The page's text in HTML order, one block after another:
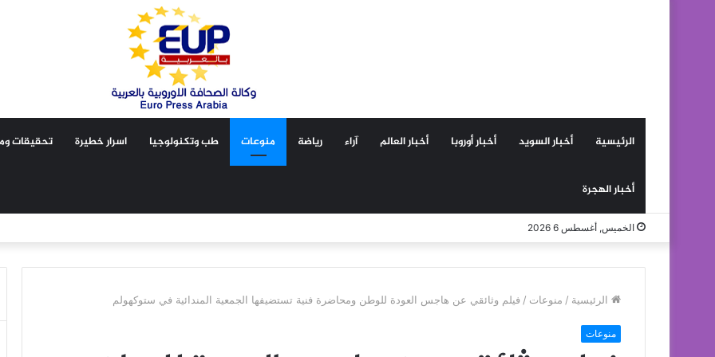
الرئيسية أخبار السويد أخبار أوروبا أخبار العالم آراء رياضة منوعات طب وتكنولوجيا اسرار خطيرة تحقيقات
أخبار الهجرة
الخميس, أغسطس 6 2026
الرئيسية / منوعات / فيلم وثائقي عن هاجس العودة للوطن ومحاضرة فنية تستضيفها الجمعية المندائية في ستوكهولم
منوعات